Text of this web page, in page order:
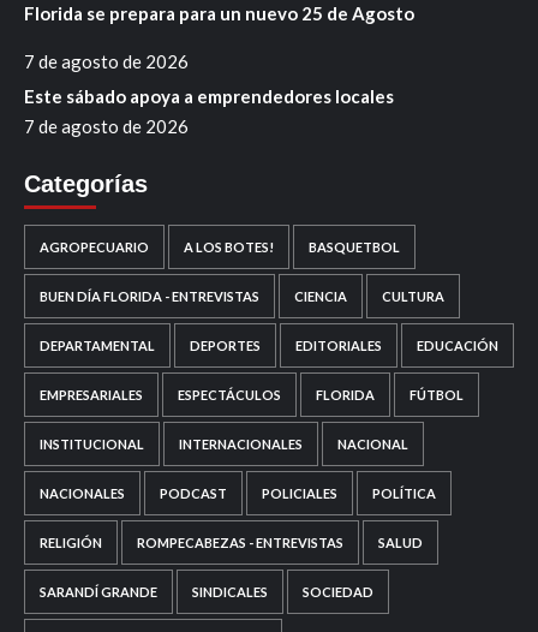
Florida se prepara para un nuevo 25 de Agosto
7 de agosto de 2026
Este sábado apoya a emprendedores locales
7 de agosto de 2026
Categorías
AGROPECUARIO A LOS BOTES! BASQUETBOL
BUEN DÍA FLORIDA - ENTREVISTAS CIENCIA CULTURA
DEPARTAMENTAL DEPORTES EDITORIALES EDUCACIÓN
EMPRESARIALES ESPECTÁCULOS FLORIDA FÚTBOL
INSTITUCIONAL INTERNACIONALES NACIONAL
NACIONALES PODCAST POLICIALES POLÍTICA
RELIGIÓN ROMPECABEZAS - ENTREVISTAS SALUD
SARANDÍ GRANDE SINDICALES SOCIEDAD